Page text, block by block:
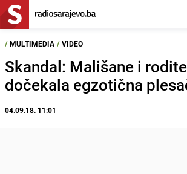
/ MULTIMEDIA / VIDEO
Skandal: Mališane i
dočekala egzotična
04.09.18. 11:01